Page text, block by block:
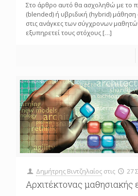
Στο άρθρο αυτό θα ασχοληθώ με το
(blended) ή υβριδική (hybrid) μάθηση
στις ανάγκες των σύγχρονων
εξυπηρετεί τους στόχους […]
Δημήτρης Βιντζηλαίος στις 27
Αρχιτέκτονας μαθησιακής